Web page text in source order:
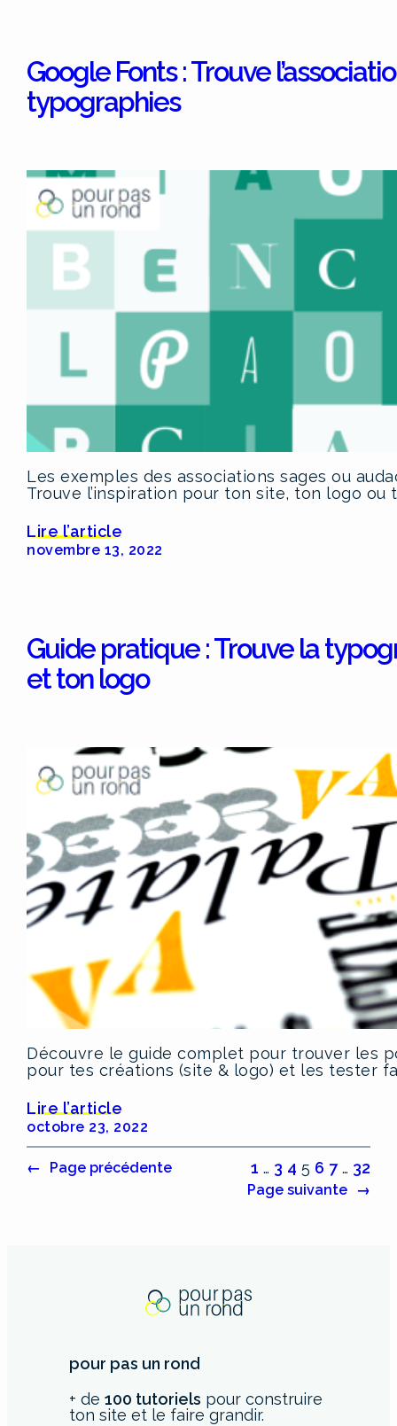
Google Fonts : Trouve
typographies
Les exemples des associations sages ou
Trouve l’inspiration pour ton site, ton logo ou
Lire l’article
novembre 13, 2022
Guide pratique : Trouve la
et ton logo
Découvre le guide complet pour trouver les
pour tes créations (site & logo) et les tester
Lire l’article
octobre 23, 2022
← Page précédente 1 … 3 4 5 6 7 … 32
Page suivante →
pour pas un rond
+ de 100 tutoriels pour construire
ton site et le faire grandir.